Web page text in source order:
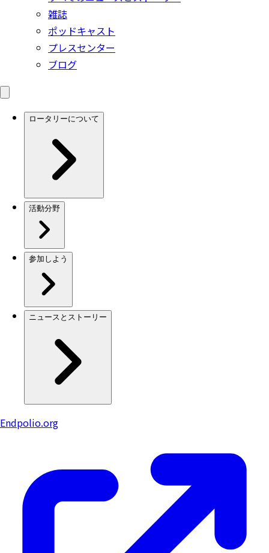
雑誌
ポッドキャスト
プレスセンター
ブログ
ロータリーについて
活動分野
参加しよう
ニュースとストーリー
Endpolio.org